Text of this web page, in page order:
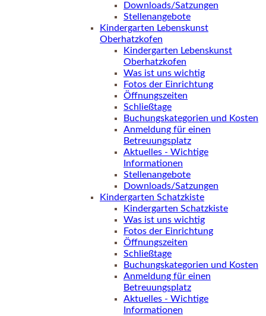
Downloads/Satzungen
Stellenangebote
Kindergarten Lebenskunst
Oberhatzkofen
Kindergarten Lebenskunst
Oberhatzkofen
Was ist uns wichtig
Fotos der Einrichtung
Öffnungszeiten
Schließtage
Buchungskategorien und Kosten
Anmeldung für einen
Betreuungsplatz
Aktuelles - Wichtige
Informationen
Stellenangebote
Downloads/Satzungen
Kindergarten Schatzkiste
Kindergarten Schatzkiste
Was ist uns wichtig
Fotos der Einrichtung
Öffnungszeiten
Schließtage
Buchungskategorien und Kosten
Anmeldung für einen
Betreuungsplatz
Aktuelles - Wichtige
Informationen